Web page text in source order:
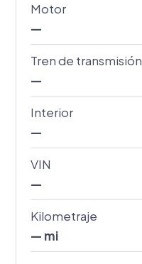
Motor
—
Tren de transmisión
—
Interior
—
VIN
—
Kilometraje
— mi